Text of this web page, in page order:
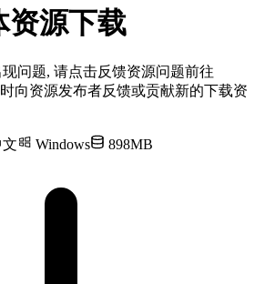
资源下载
问题, 请点击反馈资源问题前往
向资源发布者反馈或贡献新的下载资
Windows 898MB